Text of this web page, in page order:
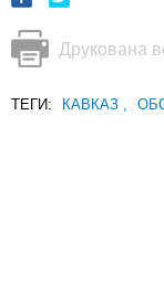
Друкована
ТЕГИ: КАВКАЗ ,